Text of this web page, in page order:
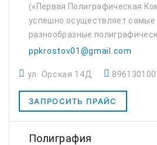
(«Первая Полиграфическая
успешно осуществляет самые
разнообразные
1998 года. Пятнадцатилетний
компании приобрести
c...
ppkrostov01@gmail.com
ул. Орская 14Д
ЗАПРОСИТЬ ПРАЙС
Полиграфия